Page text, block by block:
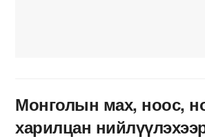
Монголын мах, ноос,
харилцан